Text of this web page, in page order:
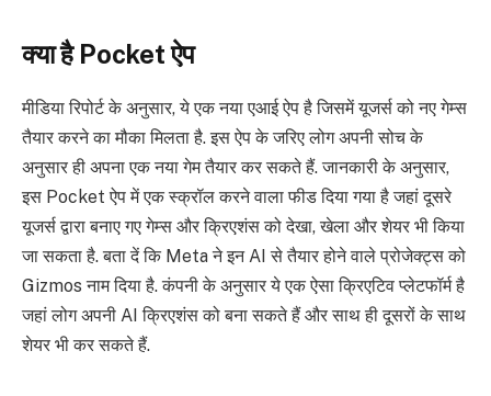
क्या है Pocket ऐप
मीडिया रिपोर्ट के अनुसार, ये एक नया एआई ऐप है जिसमें यूजर्स को नए गेम्स
तैयार करने का मौका मिलता है. इस ऐप के जरिए लोग अपनी सोच के
अनुसार ही अपना एक नया गेम तैयार कर सकते हैं. जानकारी के अनुसार,
इस Pocket ऐप में एक स्क्रॉल करने वाला फीड दिया गया है जहां दूसरे
यूजर्स द्वारा बनाए गए गेम्स और क्रिएशंस को देखा, खेला और शेयर भी किया
जा सकता है. बता दें कि Meta ने इन AI से तैयार होने वाले प्रोजेक्ट्स को
Gizmos नाम दिया है. कंपनी के अनुसार ये एक ऐसा क्रिएटिव प्लेटफॉर्म है
जहां लोग अपनी AI क्रिएशंस को बना सकते हैं और साथ ही दूसरों के साथ
शेयर भी कर सकते हैं.